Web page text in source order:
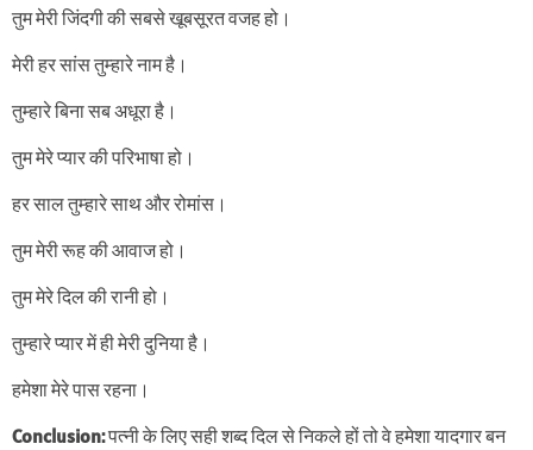
तुम मेरी जिंदगी की सबसे खूबसूरत वजह हो।
मेरी हर सांस तुम्हारे नाम है।
तुम्हारे बिना सब अधूरा है।
तुम मेरे प्यार की परिभाषा हो।
हर साल तुम्हारे साथ और रोमांस।
तुम मेरी रूह की आवाज हो।
तुम मेरे दिल की रानी हो।
तुम्हारे प्यार में ही मेरी दुनिया है।
हमेशा मेरे पास रहना।
Conclusion:पत्नी के लिए सही शब्द दिल से निकले हों तो वे हमेशा यादगार बन